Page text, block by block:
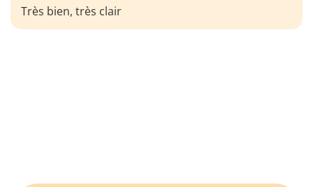
Très bien, très clair